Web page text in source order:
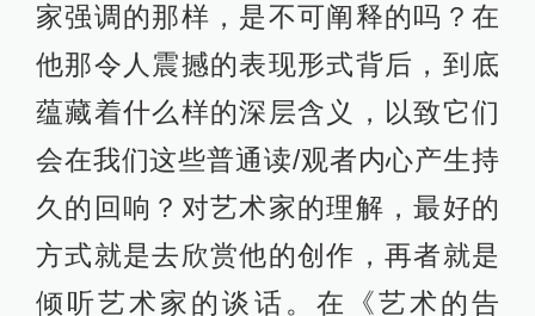
家强调的那样，是不可阐释的吗？在
他那令人震撼的表现形式背后，到底
蕴藏着什么样的深层含义，以致它们
会在我们这些普通读/观者内心产生持
久的回响？对艺术家的理解，最好的
方式就是去欣赏他的创作，再者就是
倾听艺术家的谈话。在《艺术的告